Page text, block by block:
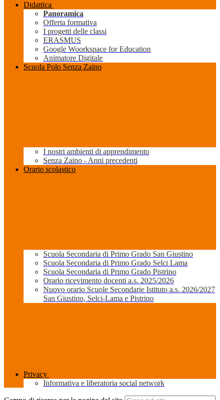
Didattica
Panoramica
Offerta formativa
I progetti delle classi
ERASMUS
Google Woorkspace for Education
Animatore Digitale
Scuola Polo Senza Zaino
I nostri ambienti di apprendimento
Senza Zaino - Anni precedenti
Orario scolastico
Scuola Secondaria di Primo Grado San Giustino
Scuola Secondaria di Primo Grado Selci Lama
Scuola Secondaria di Primo Grado Pistrino
Orario ricevimento docenti a.s. 2025/2026
Nuovo orario Scuole Secondarie Istituto a.s. 2026/2027
San Giustino, Selci-Lama e Pistrino
Privacy
Informativa e liberatoria social network